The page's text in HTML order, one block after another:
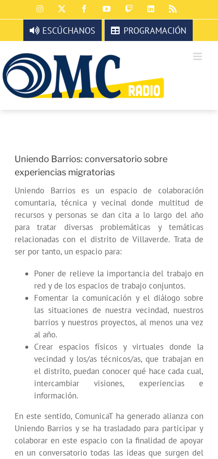
al
contenido
Instagram FacebookYouTubeTwitchLinkedIn
ESCÚCHANOS PROGRAMACIÓN
Uniendo Barrios: conversatorio sobre
experiencias migratorias
Uniendo Barrios es un espacio de colaboración
comuntaria, técnica y vecinal donde multitud de
recursos y personas se dan cita a lo largo del año
para tratar diversas problemáticas y temáticas
relacionadas con el distrito de Villaverde. Trata de
ser por tanto, un espacio para:
Poner de relieve la importancia del trabajo en
red y de los espacios de trabajo conjuntos.
Fomentar la comunicación y el diálogo sobre
las situaciones de nuestra vecindad, nuestros
barrios y nuestros proyectos, al menos una vez
al año.
Crear espacios físicos y virtuales donde la
vecindad y los/as técnicos/as, que trabajan en
el distrito, puedan conocer qué hace cada cual,
intercambiar visiones, experiencias e
información.
En este sentido, ComunicaT ha generado alianza con
Uniendo Barrios y se ha trasladado para participar y
colaborar en este espacio con la finalidad de apoyar
en un conversatorio todas las ideas que surgen del